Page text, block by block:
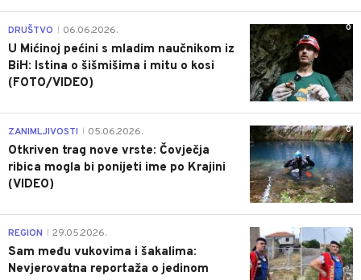
0
DRUŠTVO 06.06.2026.
U Mićinoj pećini s mladim naučnikom iz
BiH: Istina o šišmišima i mitu o kosi
(FOTO/VIDEO)
0
ZANIMLJIVOSTI 05.06.2026.
Otkriven trag nove vrste: Čovječja
ribica mogla bi ponijeti ime po Krajini
(VIDEO)
0
REGION 29.05.2026.
Sam među vukovima i šakalima:
Nevjerovatna reportaža o jedinom